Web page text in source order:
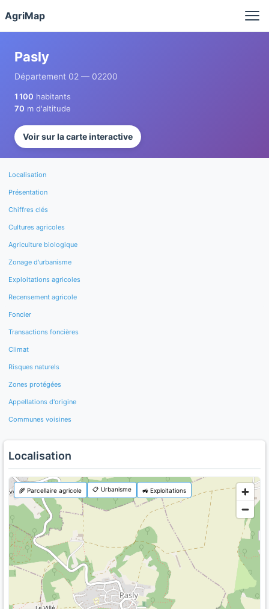
AgriMap
Pasly
Département 02 — 02200
1 100 habitants
70 m d'altitude
Voir sur la carte interactive
Localisation
Présentation
Chiffres clés
Cultures agricoles
Agriculture biologique
Zonage d'urbanisme
Exploitations agricoles
Recensement agricole
Foncier
Transactions foncières
Climat
Risques naturels
Zones protégées
Appellations d'origine
Communes voisines
Localisation
🌾 Parcellaire agricole 📋 Urbanisme 🚜 Exploitations